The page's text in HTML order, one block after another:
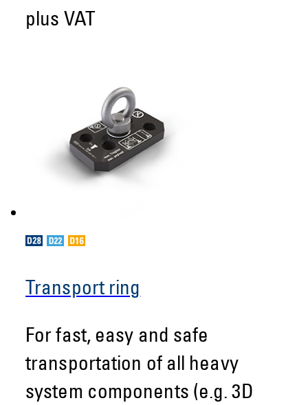
plus VAT
Transport ring
For fast, easy and safe
transportation of all heavy
system components (e.g. 3D